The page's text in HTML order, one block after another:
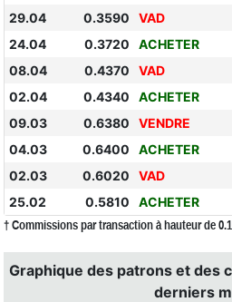
29.04
0.3590 VAD
24.04
0.3720 ACHETER
08.04
0.4370 VAD
02.04
0.4340 ACHETER
09.03
0.6380 VENDRE
04.03
0.6400 ACHETER
02.03
0.6020 VAD
25.02
0.5810 ACHETER
† Commissions par transaction à hauteur de
Graphique des patrons et des
derniers